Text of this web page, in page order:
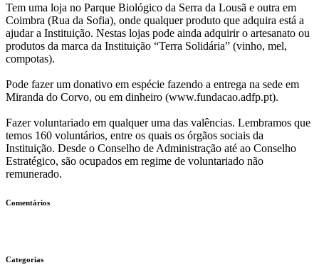
Tem uma loja no Parque Biológico da Serra da Lousã e outra em
Coimbra (Rua da Sofia), onde qualquer produto que adquira está a
ajudar a Instituição. Nestas lojas pode ainda adquirir o artesanato ou
produtos da marca da Instituição “Terra Solidária” (vinho, mel,
compotas).
Pode fazer um donativo em espécie fazendo a entrega na sede em
Miranda do Corvo, ou em dinheiro (www.fundacao.adfp.pt).
Fazer voluntariado em qualquer uma das valências. Lembramos que
temos 160 voluntários, entre os quais os órgãos sociais da
Instituição. Desde o Conselho de Administração até ao Conselho
Estratégico, são ocupados em regime de voluntariado não
remunerado.
Comentários
Categorias